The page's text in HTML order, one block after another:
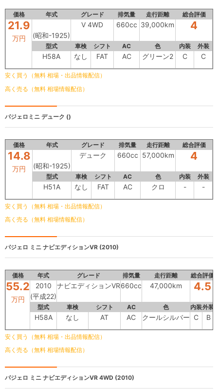
価格 年式 グレード 排気量 走行距離 総合評価
21.9
万円 (昭和-1925)
V 4WD 660cc 39,000km 4
型式 車検 シフト AC 色 内装 外装
H58A なし FAT AC グリーン2 C C
安く買う（無料 相場・出品情報配信）
高く売る（無料 相場情報配信）
パジェロミニ デューク ()
価格 年式 グレード 排気量 走行距離 総合評価
14.8
万円 (昭和-1925)
デューク 660cc 57,000km 4
型式 車検 シフト AC 色 内装 外装
H51A なし FAT AC クロ - -
安く買う（無料 相場・出品情報配信）
高く売る（無料 相場情報配信）
パジェロ ミニ ナビエディションVR (2010)
価格 年式 グレード 排気量 走行距離 総合評価
55.2
万円
2010
(平成22)
ナビエディションVR660cc 47,000km 4.5
型式 車検 シフト AC 色 内装外装
H58A なし AT AC クールシルバー C B
安く買う（無料 相場・出品情報配信）
高く売る（無料 相場情報配信）
パジェロ ミニ ナビエディションVR 4WD (2010)